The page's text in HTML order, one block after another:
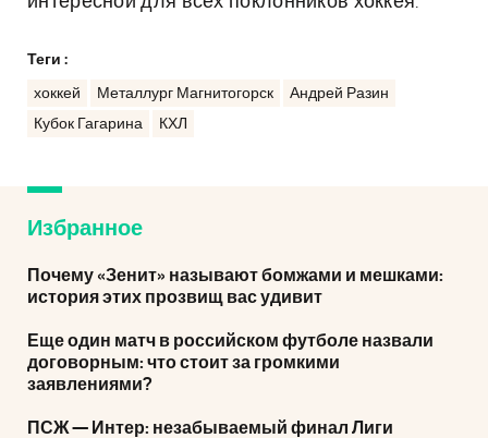
Теги :
хоккей Металлург Магнитогорск
Андрей Разин
Кубок Гагарина
КХЛ
Избранное
Почему «Зенит» называют бомжами и мешками:
история этих прозвищ вас удивит
Еще один матч в российском футболе назвали
договорным: что стоит за громкими
заявлениями?
ПСЖ — Интер: незабываемый финал Лиги